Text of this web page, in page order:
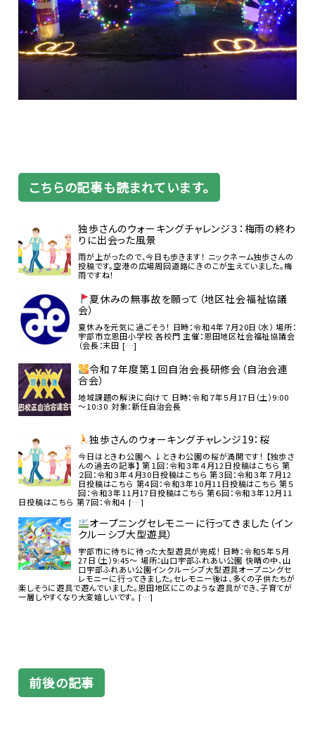
こちらの記事も読まれています。
独歩さんのウォーキングチャレンジ３：梅雨の終わ
りに出会った風景
雨が上がったので、今日も歩きます！ ニックネーム独歩さんの
投稿です。空港の広場周回道路にきのこが生えていました。梅
雨ですね！
夏休みの無事故を願って（地区社会福祉協議
会）
夏休みを元気に過ごそう！ 日時：令和４年７月20日（水） 場所：
宇部市立恩田小学校 各校門 主催：恩田地区社会福祉協議会
（会長：末田 […]
令和７年度第１回自治会長研修会（自治会連
合会）
地域課題の解決に向けて 日時：令和７年５月17日（土）9:00
～10:30 対象：新任自治会長
独歩さんのウォーキングチャレンジ19：桜
今日はときわ公園へ ↓ときわ公園の桜が満開です！ 【独歩さ
んの過去の記事】 第１回：令和３年４月12日投稿はこちら 第
２回：令和３年４月30日投稿はこちら 第３回：令和３年７月12
日投稿はこちら 第４回：令和３年10月11日投稿はこちら 第５
回：令和３年11月17日投稿はこちら 第６回：令和３年12月11
日投稿はこちら 第７回：令和４ […]
オープニングセレモニーに行ってきました（イン
クルーシブ大型遊具）
宇部市に待ちに待った大型遊具が完成！ 日時：令和５年５月
27日（土）9:45～ 場所：山口宇部ふれあい公園 快晴の中、山
口宇部ふれあい公園インクルーシブ大型遊具オープニングセ
レモニーに行ってきました。セレモニー後は、多くの子供たちが
楽しそうに遊具で遊んでいました。恩田地区にこのような遊具ができ、子育てが
一層しやすくなり大変嬉しいです。 […]
前後の記事